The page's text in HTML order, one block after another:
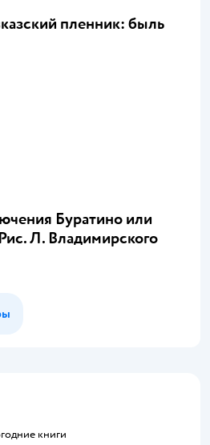
пленник: быль
Буратино или
Л. Владимирского
книги